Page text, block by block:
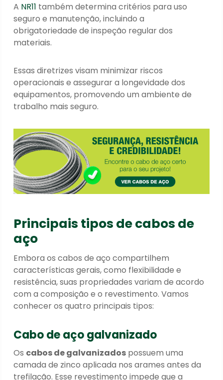
A NR11 também determina critérios para uso
seguro e manutenção, incluindo a
obrigatoriedade de inspeção regular dos
materiais.
Essas diretrizes visam minimizar riscos
operacionais e assegurar a longevidade dos
equipamentos, promovendo um ambiente de
trabalho mais seguro.
Principais tipos de cabos de
aço
Embora os cabos de aço compartilhem
características gerais, como flexibilidade e
resistência, suas propriedades variam de acordo
com a composição e o revestimento. Vamos
conhecer os quatro principais tipos:
Cabo de aço galvanizado
Os cabos de galvanizados possuem uma
camada de zinco aplicada nos arames antes da
trefilação. Esse revestimento impede que a